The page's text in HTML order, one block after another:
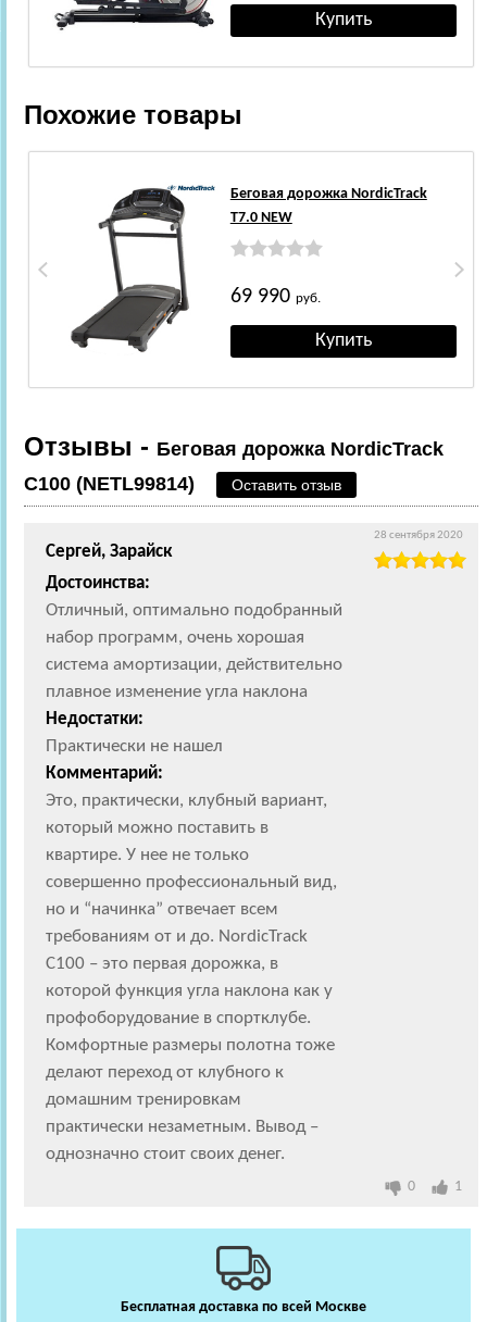
Похожие товары
Беговая дорожка NordicTrack
T7.0 NEW
69 990 руб.
Отзывы - Беговая дорожка NordicTrack
C100 (NETL99814)
Оставить отзыв
Сергей, Зарайск
Достоинства:
Отличный, оптимально подобранный
набор программ, очень хорошая
система амортизации, действительно
плавное изменение угла наклона
Недостатки:
Практически не нашел
Комментарий:
Это, практически, клубный вариант,
который можно поставить в
квартире. У нее не только
совершенно профессиональный вид,
но и “начинка” отвечает всем
требованиям от и до. NordicTrack
C100 – это первая дорожка, в
которой функция угла наклона как у
профоборудование в спортклубе.
Комфортные размеры полотна тоже
делают переход от клубного к
домашним тренировкам
практически незаметным. Вывод –
однозначно стоит своих денег.
28 сентября 2020
0 1
Бесплатная доставка по всей Москве